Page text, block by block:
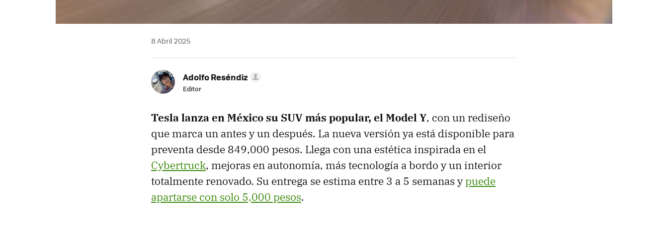
8 Abril 2025
Adolfo Reséndiz
Editor
Tesla lanza en México su SUV más popular, el Model Y, con un rediseño
que marca un antes y un después. La nueva versión ya está disponible para
preventa desde 849,000 pesos. Llega con una estética inspirada en el
Cybertruck, mejoras en autonomía, más tecnología a bordo y un interior
totalmente renovado. Su entrega se estima entre 3 a 5 semanas ypuede
apartarse con solo 5,000 pesos.